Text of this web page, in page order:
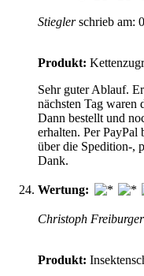
Stiegler schrieb am:
Produkt:
Sehr guter Ablauf.
nächsten Tag waren
Dann bestellt und
erhalten. Per
über die Spedition-,
Dank.
Wertung:
Christoph Freiburger
Produkt: